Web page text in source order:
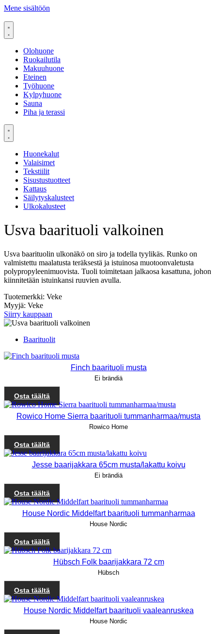
Mene sisältöön
Olohuone
Ruokailutila
Makuuhuone
Eteinen
Työhuone
Kylpyhuone
Sauna
Piha ja terassi
Huonekalut
Valaisimet
Tekstiilit
Sisustustuotteet
Kattaus
Säilytyskalusteet
Ulkokalusteet
Usva baarituoli valkoinen
Usva baarituolin ulkonäkö on siro ja todella tyylikäs. Runko on
valmistettu maalatusta teräksestä ja istuinosa muotoonvaletusta
polypropyleenimuovista. Tuoli toimitetaan jalkaosa kasattuna, johon
kiinnitetään istuinkansi ruuvien avulla.
Tuotemerkki: Veke
Myyjä: Veke
Siirry kauppaan
Baarituolit
Finch baarituoli musta
Ei brändiä
Osta täältä
Rowico Home Sierra baarituoli tummanharmaa/musta
Rowico Home
Osta täältä
Jesse baarijakkara 65cm musta/lakattu koivu
Ei brändiä
Osta täältä
House Nordic Middelfart baarituoli tummanharmaa
House Nordic
Osta täältä
Hübsch Folk baarijakkara 72 cm
Hübsch
Osta täältä
House Nordic Middelfart baarituoli vaaleanruskea
House Nordic